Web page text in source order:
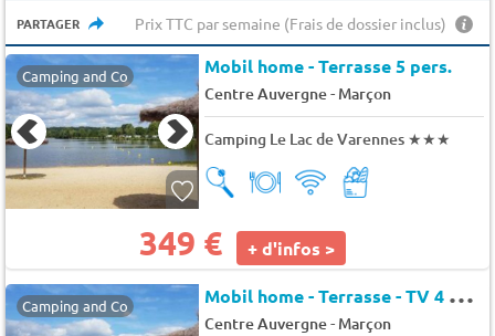
PARTAGER Prix TTC par semaine (Frais de dossier inclus)
Camping and Co Mobil home - Terrasse 5 pers.
Centre Auvergne- Marçon
Camping Le Lac de Varennes ★★★
349 € + d'infos >
Camping and Co M
obil home - Terrasse - TV 4 pers.
Centre Auvergne- Marçon